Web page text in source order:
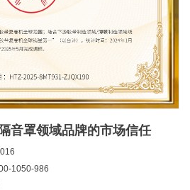
音罩领域品牌的市场信任
1050-986